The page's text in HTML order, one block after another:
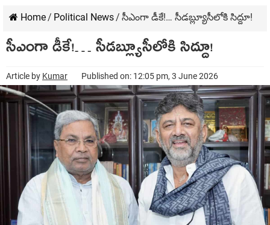
Home/ Political News/ సీఎంగా డీకే!… సీడబ్ల్యూసీలోకి సిద్దూ!
సీఎంగా డీకే!… సీడబ్ల్యూసీలోకి సిద్దూ!
Article by Kumar Published on: 12:05 pm, 3 June 2026